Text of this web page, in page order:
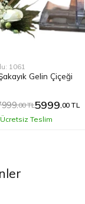
Kodu: 7939
Çiçeği
,00 TL
/ Ücretsiz Teslim